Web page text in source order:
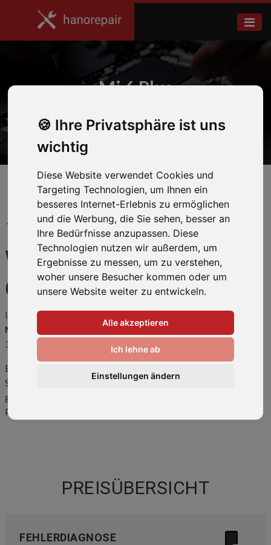
Ihre Privatsphäre ist uns
wichtig
Diese Website verwendet Cookies und
Targeting Technologien, um Ihnen ein
besseres Internet-Erlebnis zu ermöglichen
und die Werbung, die Sie sehen, besser an
Ihre Bedürfnisse anzupassen. Diese
Technologien nutzen wir außerdem, um
Ergebnisse zu messen, um zu verstehen,
woher unsere Besucher kommen oder um
unsere Website weiter zu entwickeln.
Alle akzeptieren
Ich lehne ab
Einstellungen ändern
Mi 6 Plus
Home Xiaomi
← Zurück zum Hersteller
WIR REPARIEREN IHR MI
6 PLUS
Ihr Smartphone ist kaputt oder hat einen Fehler? Wir bringen Ihr
Mi 6 Plus
wieder zum Laufen! Rufen Sie uns an unter
0511-
34082318
oder kommen Sie direkt vorbei.
Eine
Sie weiter unten auf dieser Seite. Sollte ihr Problem hier nicht
gelistet sein, kontaktieren Sie uns bitte. Wir können auch Ihr
Problem lösen!
PREISÜBERSICHT
FEHLERDIAGNOSE